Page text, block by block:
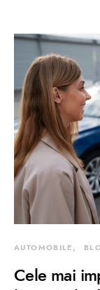
AUTOMOBILE
Cele mai